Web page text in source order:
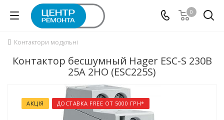
0
Контактори модульні
Контактор бесшумный Hager ESC-S 230В
25А 2НО (ESC225S)
АКЦІЯ ДОСТАВКА FREE ОТ 5000 ГРН*